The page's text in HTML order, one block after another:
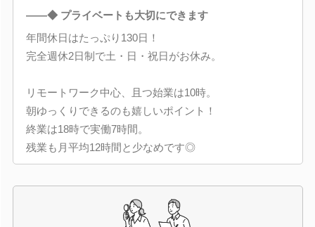
――◆ プライベートも大切にできます
年間休日はたっぷり130日！
完全週休2日制で土・日・祝日がお休み。
リモートワーク中心、且つ始業は10時。
朝ゆっくりできるのも嬉しいポイント！
終業は18時で実働7時間。
残業も月平均12時間と少なめです◎